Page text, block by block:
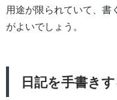
用途が限られていて、書
がよいでしょう。
日記を手書き